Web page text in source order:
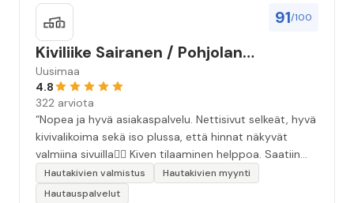
91/100
Kiviliike Sairanen / Pohjolan
Muistokivi
Uusimaa
4.8
322 arviota
“Nopea ja hyvä asiakaspalvelu. Nettisivut selkeät, hyvä
kivivalikoima sekä iso plussa, että hinnat näkyvät
valmiina sivuilla👍🏻 Kiven tilaaminen helppoa. Saatiin
äidille kaunis, ammattitaidolla tehty kivi❤️ Kiitos!”
Hautakivien valmistus
Hautakivien myynti
Hautauspalvelut